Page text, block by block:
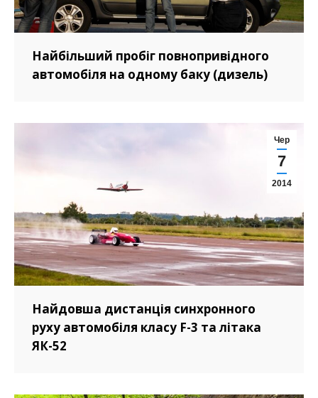
Найбільший пробіг повнопривідного
автомобіля на одному баку (дизель)
Чер
7
2014
Найдовша дистанція синхронного
руху автомобіля класу F-3 та літака
ЯК-52